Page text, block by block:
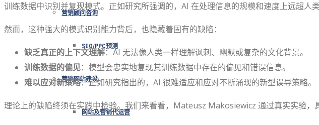
营销顾问咨询
SEO/PPC预测
营销网站建设
网站及营销代运营
训练数据中识别并复现模式。正如研究所强调的，AI 在处理信息的规模和速度上远超人
然而，这种强大的模式识别能力背后，也隐藏着固有的缺陷：
缺乏真正的上下文理解：AI 无法像人类一样理解讽刺、幽默或复杂的文化背景。
训练数据的偏见：模型会忠实地复现其训练数据中存在的偏见和错误信息。
难以应对新策略：正如研究指出的，AI 很难适应和应对不断涌现的新型误导策略。
理论上的缺陷终须在实践中检验。我们来看看，Mateusz Makosiewicz 通过真实实验，